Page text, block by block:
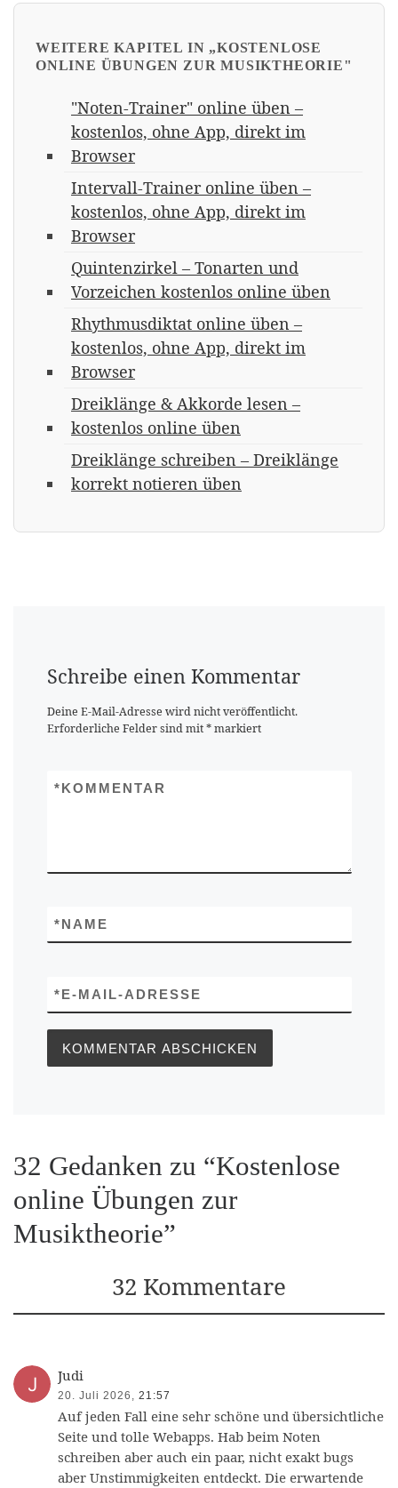
WEITERE KAPITEL IN „KOSTENLOSE
ONLINE ÜBUNGEN ZUR MUSIKTHEORIE"
"Noten-Trainer" online üben –
kostenlos, ohne App, direkt im
Browser
Intervall-Trainer online üben –
kostenlos, ohne App, direkt im
Browser
Quintenzirkel – Tonarten und
Vorzeichen kostenlos online üben
Rhythmusdiktat online üben –
kostenlos, ohne App, direkt im
Browser
Dreiklänge & Akkorde lesen –
kostenlos online üben
Dreiklänge schreiben – Dreiklänge
korrekt notieren üben
Schreibe einen Kommentar
Deine E-Mail-Adresse wird nicht veröffentlicht.
Erforderliche Felder sind mit*markiert
KOMMENTAR
*
NAME
*
E-MAIL-ADRESSE
*
32 Gedanken zu “Kostenlose
online Übungen zur
Musiktheorie”
32 Kommentare
Judi
20. Juli 2026, 21:57
Auf jeden Fall eine sehr schöne und übersichtliche
Seite und tolle Webapps. Hab beim Noten
schreiben aber auch ein paar, nicht exakt bugs
aber Unstimmigkeiten entdeckt. Die erwartende